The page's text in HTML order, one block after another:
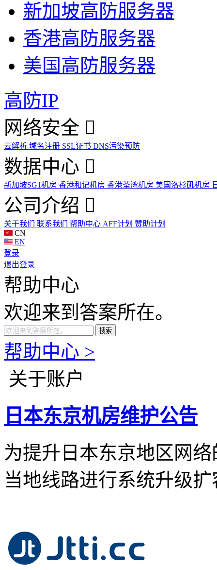
新加坡高防服务器
香港高防服务器
美国高防服务器
高防IP
网络安全
云解析 域名注册 SSL证书 DNS污染预防
数据中心
新加坡SG1机房 香港和记机房 香港荃湾机房 美国洛杉矶机房
公司介绍
关于我们 联系我们 帮助中心 AFF计划 赞助计划
CN
EN
登录
退出登录
帮助中心
欢迎来到答案所在。
搜索
帮助中心 >
关于账户
日本东京机房维护公告
为提升日本东京地区网
当地线路进行系统升级